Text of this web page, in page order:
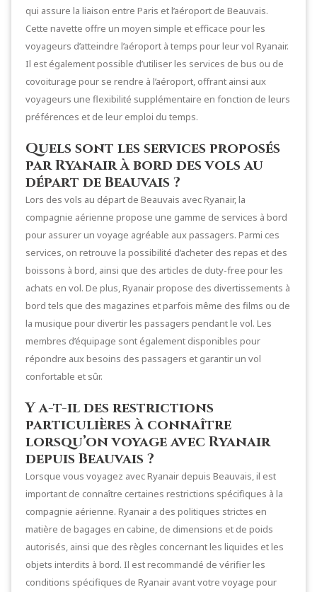
qui assure la liaison entre Paris et l’aéroport de Beauvais.
Cette navette offre un moyen simple et efficace pour les
voyageurs d’atteindre l’aéroport à temps pour leur vol Ryanair.
Il est également possible d’utiliser les services de bus ou de
covoiturage pour se rendre à l’aéroport, offrant ainsi aux
voyageurs une flexibilité supplémentaire en fonction de leurs
préférences et de leur emploi du temps.
Quels sont les services proposés
par Ryanair à bord des vols au
départ de Beauvais ?
Lors des vols au départ de Beauvais avec Ryanair, la
compagnie aérienne propose une gamme de services à bord
pour assurer un voyage agréable aux passagers. Parmi ces
services, on retrouve la possibilité d’acheter des repas et des
boissons à bord, ainsi que des articles de duty-free pour les
achats en vol. De plus, Ryanair propose des divertissements à
bord tels que des magazines et parfois même des films ou de
la musique pour divertir les passagers pendant le vol. Les
membres d’équipage sont également disponibles pour
répondre aux besoins des passagers et garantir un vol
confortable et sûr.
Y a-t-il des restrictions
particulières à connaître
lorsqu’on voyage avec Ryanair
depuis Beauvais ?
Lorsque vous voyagez avec Ryanair depuis Beauvais, il est
important de connaître certaines restrictions spécifiques à la
compagnie aérienne. Ryanair a des politiques strictes en
matière de bagages en cabine, de dimensions et de poids
autorisés, ainsi que des règles concernant les liquides et les
objets interdits à bord. Il est recommandé de vérifier les
conditions spécifiques de Ryanair avant votre voyage pour